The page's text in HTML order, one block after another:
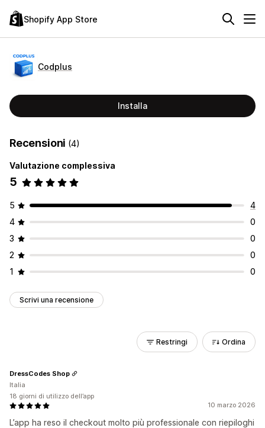
Shopify App Store
Codplus
Installa
Recensioni (4)
Valutazione complessiva
5
5
4
4
0
3
0
2
0
1
0
Scrivi una recensione
Restringi Ordina
10 marzo 2026
L’app ha reso il checkout molto più professionale con riepiloghi
DressCodes Shop
Italia
18 giorni di utilizzo dell’app